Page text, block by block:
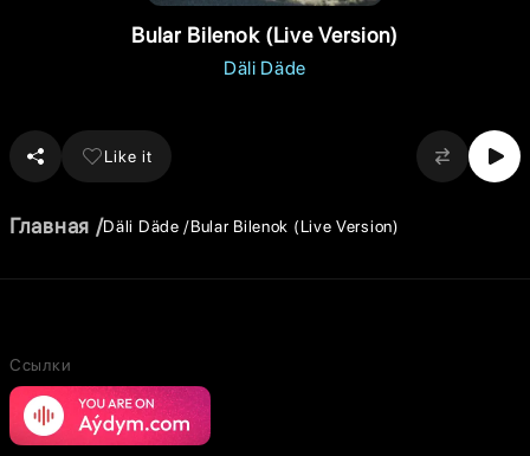
Bular Bilenok (Live Version)
Däli Däde
Like it
Главная Däli Däde Bular Bilenok (Live Version)
Ссылки